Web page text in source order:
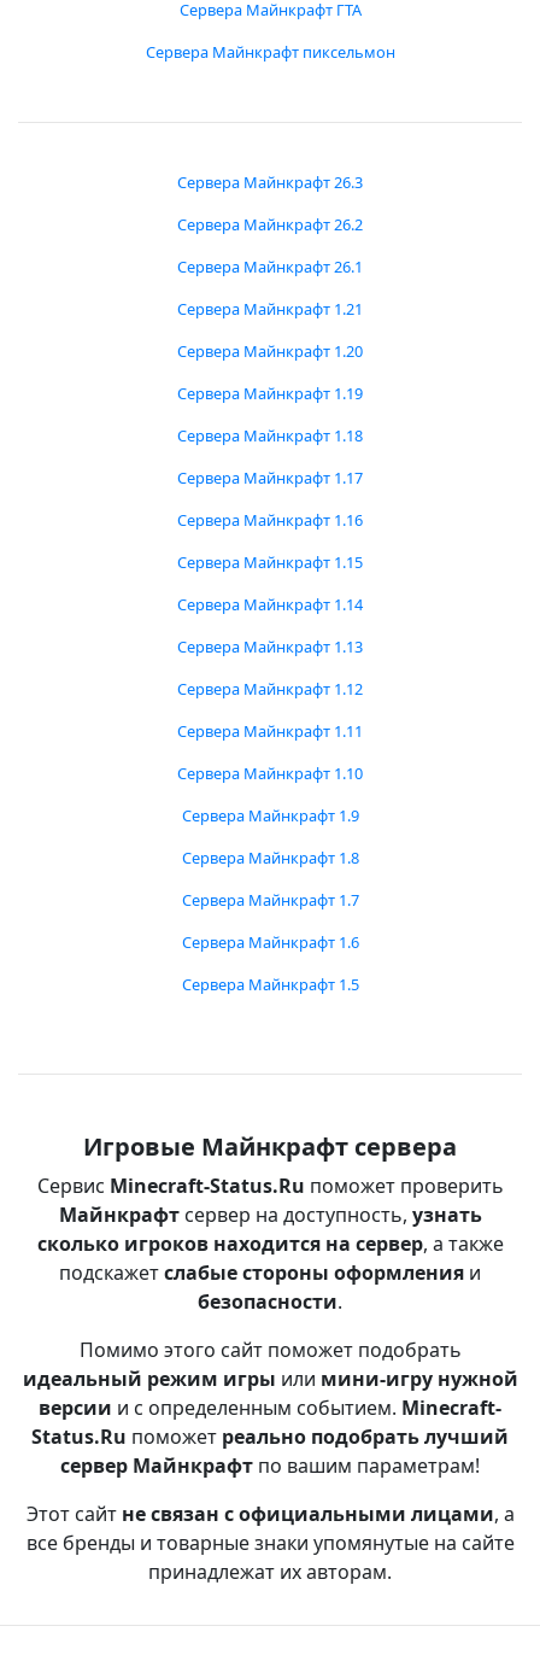
Сервера Майнкрафт ГТА
Сервера Майнкрафт пиксельмон
Сервера Майнкрафт 26.3
Сервера Майнкрафт 26.2
Сервера Майнкрафт 26.1
Сервера Майнкрафт 1.21
Сервера Майнкрафт 1.20
Сервера Майнкрафт 1.19
Сервера Майнкрафт 1.18
Сервера Майнкрафт 1.17
Сервера Майнкрафт 1.16
Сервера Майнкрафт 1.15
Сервера Майнкрафт 1.14
Сервера Майнкрафт 1.13
Сервера Майнкрафт 1.12
Сервера Майнкрафт 1.11
Сервера Майнкрафт 1.10
Сервера Майнкрафт 1.9
Сервера Майнкрафт 1.8
Сервера Майнкрафт 1.7
Сервера Майнкрафт 1.6
Сервера Майнкрафт 1.5
Игровые Майнкрафт сервера
Сервис Minecraft-Status.Ru поможет проверить
Майнкрафтсервер на доступность, узнать
сколько игроков находится на сервер, а также
подскажетслабые стороны оформления и
безопасности.
Помимо этого сайт поможет подобрать
идеальный режим игры или мини-игру нужной
версии и с определенным событием. Minecraft-
Status.Ru поможет реально подобрать лучший
сервер Майнкрафт по вашим параметрам!
Этот сайт не связан с официальными лицами, а
все бренды и товарные знаки упомянутые на сайте
принадлежат их авторам.